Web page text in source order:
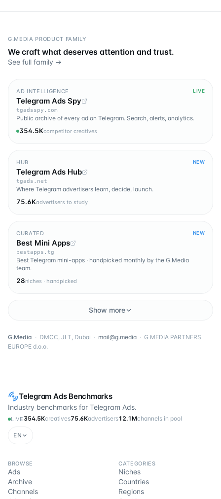
Telegram Ads Benchmarks
Industry benchmarks for Telegram Ads.
LIVE 354.5Kcreatives75.6Kadvertisers12.1Mchannels in pool
EN
BROWSE
Ads
Archive
Channels
CATEGORIES
Niches
Countries
Regions
G.MEDIA PRODUCT FAMILY
We craft what deserves attention and trust.
See full family →
AD INTELLIGENCE LIVE
Telegram Ads Spy
tgadsspy.com
Public archive of every ad on Telegram. Search, alerts, analytics.
354.5Kcompetitor creatives
HUB NEW
Telegram Ads Hub
tgads.net
Where Telegram advertisers learn, decide, launch.
75.6Kadvertisers to study
CURATED NEW
Best Mini Apps
bestapps.tg
Best Telegram mini-apps · handpicked monthly by the G.Media
team.
28niches · handpicked
Show more
G.Media · DMCC, JLT, Dubai · mail@g.media · G MEDIA PARTNERS
EUROPE d.o.o.